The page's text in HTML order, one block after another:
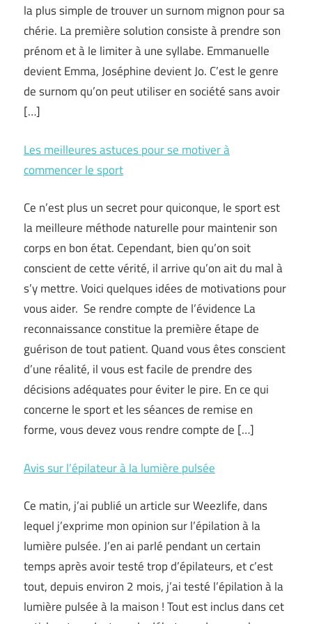
la plus simple de trouver un surnom mignon pour sa
chérie. La première solution consiste à prendre son
prénom et à le limiter à une syllabe. Emmanuelle
devient Emma, Joséphine devient Jo. C’est le genre
de surnom qu’on peut utiliser en société sans avoir
[…]
Les meilleures astuces pour se motiver à
commencer le sport
Ce n’est plus un secret pour quiconque, le sport est
la meilleure méthode naturelle pour maintenir son
corps en bon état. Cependant, bien qu’on soit
conscient de cette vérité, il arrive qu’on ait du mal à
s’y mettre. Voici quelques idées de motivations pour
vous aider. Se rendre compte de l’évidence La
reconnaissance constitue la première étape de
guérison de tout patient. Quand vous êtes conscient
d’une réalité, il vous est facile de prendre des
décisions adéquates pour éviter le pire. En ce qui
concerne le sport et les séances de remise en
forme, vous devez vous rendre compte de […]
Avis sur l’épilateur à la lumière pulsée
Ce matin, j’ai publié un article sur Weezlife, dans
lequel j’exprime mon opinion sur l’épilation à la
lumière pulsée. J’en ai parlé pendant un certain
temps après avoir testé trop d’épilateurs, et c’est
tout, depuis environ 2 mois, j’ai testé l’épilation à la
lumière pulsée à la maison ! Tout est inclus dans cet